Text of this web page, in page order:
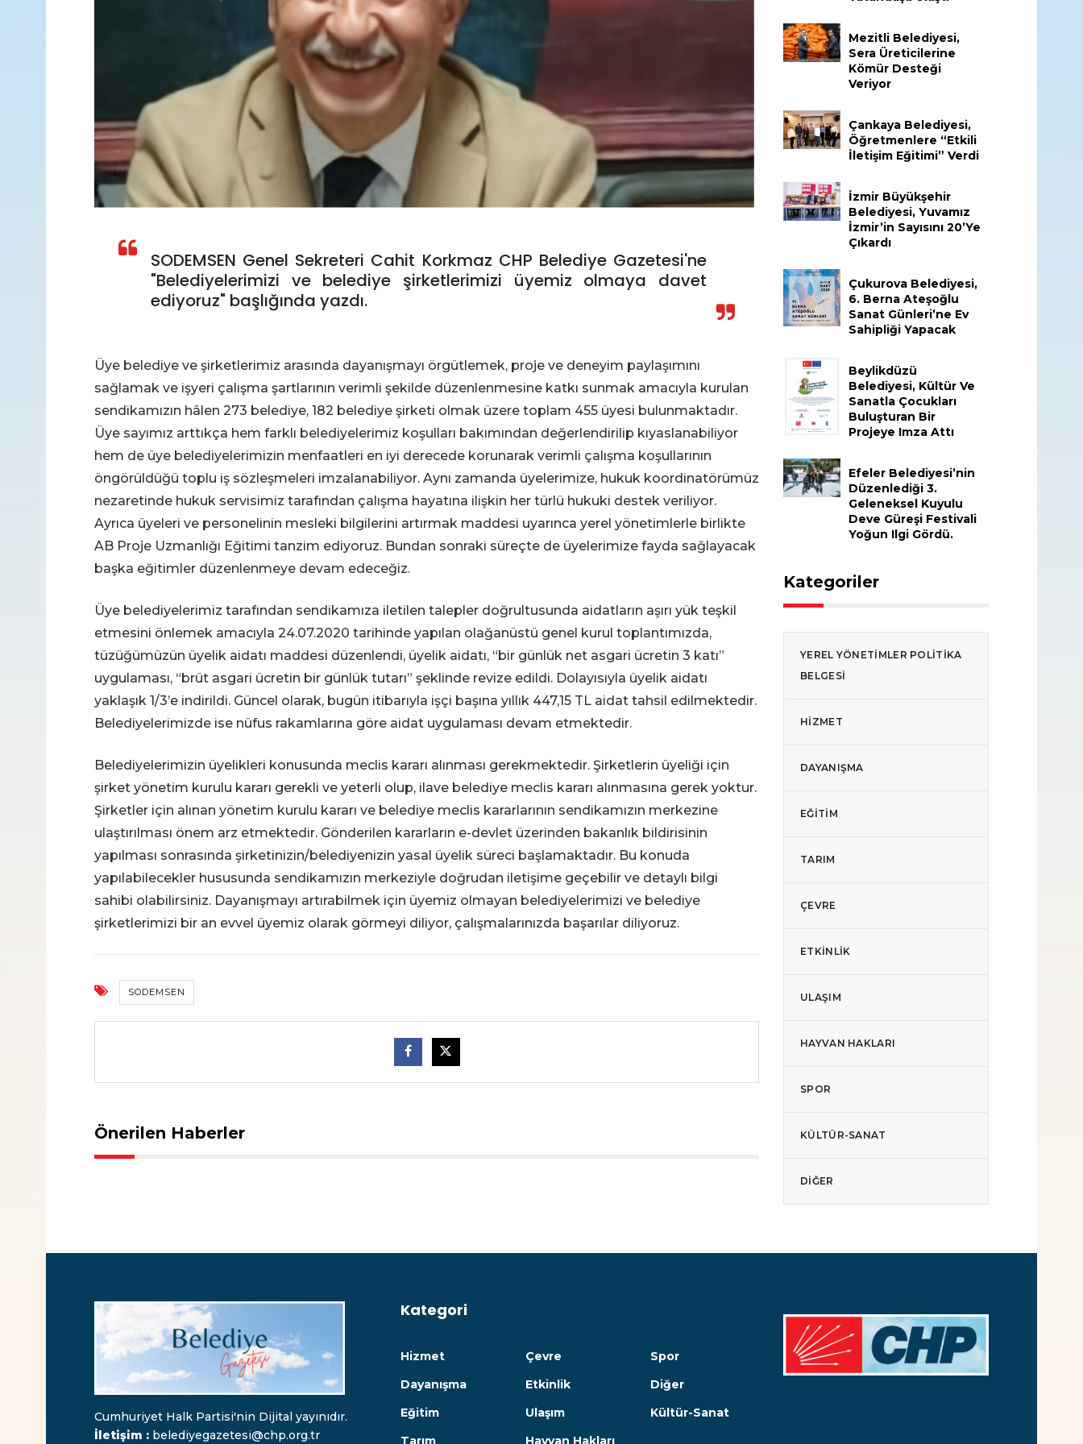
SODEMSEN Genel Sekreteri Cahit Korkmaz CHP Belediye Gazetesi'ne
"Belediyelerimizi ve belediye şirketlerimizi üyemiz olmaya davet
ediyoruz" başlığında yazdı.
Üye belediye ve şirketlerimiz arasında dayanışmayı örgütlemek, proje ve deneyim paylaşımını
sağlamak ve işyeri çalışma şartlarının verimli şekilde düzenlenmesine katkı sunmak amacıyla kurulan
sendikamızın hâlen 273 belediye, 182 belediye şirketi olmak üzere toplam 455 üyesi bulunmaktadır.
Üye sayımız arttıkça hem farklı belediyelerimiz koşulları bakımından değerlendirilip kıyaslanabiliyor
hem de üye belediyelerimizin menfaatleri en iyi derecede korunarak verimli çalışma koşullarının
öngörüldüğü toplu iş sözleşmeleri imzalanabiliyor. Aynı zamanda üyelerimize, hukuk koordinatörümüz
nezaretinde hukuk servisimiz tarafından çalışma hayatına ilişkin her türlü hukuki destek veriliyor.
Ayrıca üyeleri ve personelinin mesleki bilgilerini artırmak maddesi uyarınca yerel yönetimlerle birlikte
AB Proje Uzmanlığı Eğitimi tanzim ediyoruz. Bundan sonraki süreçte de üyelerimize fayda sağlayacak
başka eğitimler düzenlenmeye devam edeceğiz.
Üye belediyelerimiz tarafından sendikamıza iletilen talepler doğrultusunda aidatların aşırı yük teşkil
etmesini önlemek amacıyla 24.07.2020 tarihinde yapılan olağanüstü genel kurul toplantımızda,
tüzüğümüzün üyelik aidatı maddesi düzenlendi, üyelik aidatı, “bir günlük net asgari ücretin 3 katı”
uygulaması, “brüt asgari ücretin bir günlük tutarı” şeklinde revize edildi. Dolayısıyla üyelik aidatı
yaklaşık 1/3’e indirildi. Güncel olarak, bugün itibarıyla işçi başına yıllık 447,15 TL aidat tahsil edilmektedir.
Belediyelerimizde ise nüfus rakamlarına göre aidat uygulaması devam etmektedir.
Belediyelerimizin üyelikleri konusunda meclis kararı alınması gerekmektedir. Şirketlerin üyeliği için
şirket yönetim kurulu kararı gerekli ve yeterli olup, ilave belediye meclis kararı alınmasına gerek yoktur.
Şirketler için alınan yönetim kurulu kararı ve belediye meclis kararlarının sendikamızın merkezine
ulaştırılması önem arz etmektedir. Gönderilen kararların e-devlet üzerinden bakanlık bildirisinin
yapılması sonrasında şirketinizin/belediyenizin yasal üyelik süreci başlamaktadır. Bu konuda
yapılabilecekler hususunda sendikamızın merkeziyle doğrudan iletişime geçebilir ve detaylı bilgi
sahibi olabilirsiniz. Dayanışmayı artırabilmek için üyemiz olmayan belediyelerimizi ve belediye
şirketlerimizi bir an evvel üyemiz olarak görmeyi diliyor, çalışmalarınızda başarılar diliyoruz.
SODEMSEN
Önerilen Haberler
Mezitli Belediyesi,
Sera Üreticilerine
Kömür Desteği
Veriyor
Çankaya Belediyesi,
Öğretmenlere “Etkili
İletişim Eğitimi” Verdi
İzmir Büyükşehir
Belediyesi, Yuvamız
İzmir’in Sayısını 20’ye
Çıkardı
Çukurova Belediyesi,
6. Berna Ateşoğlu
Sanat Günleri’ne Ev
Sahipliği Yapacak
Beylikdüzü
Belediyesi, Kültür Ve
Sanatla Çocukları
Buluşturan Bir
Projeye Imza Attı
Efeler Belediyesi’nin
Düzenlediği 3.
Geleneksel Kuyulu
Deve Güreşi Festivali
Yoğun Ilgi Gördü.
Kategoriler
YEREL YÖNETIMLER POLITIKA
BELGESI
HIZMET
DAYANIŞMA
EĞITIM
TARIM
ÇEVRE
ETKINLIK
ULAŞIM
HAYVAN HAKLARI
SPOR
KÜLTÜR-SANAT
DIĞER
Cumhuriyet Halk Partisi'nin Dijital yayınıdır.
İletişim : belediyegazetesi@chp.org.tr
Kategori
Hizmet
Dayanışma
Eğitim
Tarım
Çevre
Etkinlik
Ulaşım
Hayvan Hakları
Spor
Diğer
Kültür-Sanat